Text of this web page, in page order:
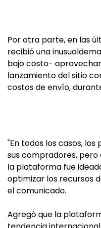
Por otra parte, en las
recibió una
bajo costo-
lanzamiento del sitio
costos de envío,
"En todos los casos,
sus compradores,
la plataforma fue
optimizar los recursos
el comunicado.
Agregó que la